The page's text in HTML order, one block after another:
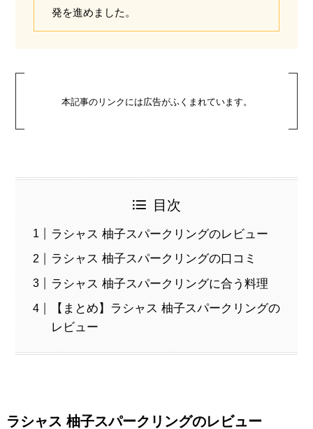
発を進めました。
本記事のリンクには広告がふくまれています。
目次
ラシャス 柚子スパークリングのレビュー
ラシャス 柚子スパークリングの口コミ
ラシャス 柚子スパークリングに合う料理
【まとめ】ラシャス 柚子スパークリングの
レビュー
ラシャス 柚子スパークリングのレビュー